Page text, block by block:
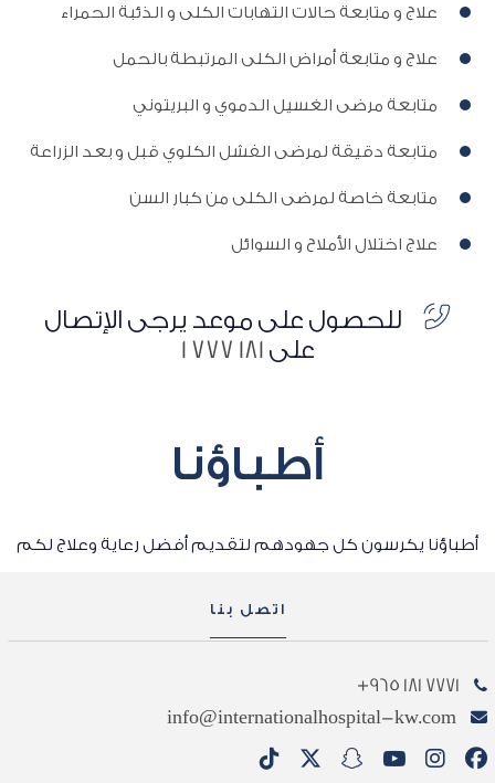
علاج و متابعة حالات التهابات الكلى و الذئبة الحمراء
علاج و متابعة أمراض الكلى المرتبطة بالحمل
متابعة مرضى الغسيل الدموي و البريتوني
متابعة دقيقة لمرضى الفشل الكلوي قبل و بعد الزراعة
متابعة خاصة لمرضى الكلى من كبار السن
علاج اختلال الأملاح و السوائل
للحصول على موعد يرجى الإتصال
على 181 777 1
أطباؤنا
أطباؤنا يكرسون كل جهودهم لتقديم أفضل رعاية وعلاج لكم
اتصل بنا
7771 181 965+
info@internationalhospital-kw.com